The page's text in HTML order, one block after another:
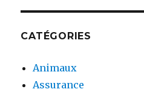
CATÉGORIES
Animaux
Assurance